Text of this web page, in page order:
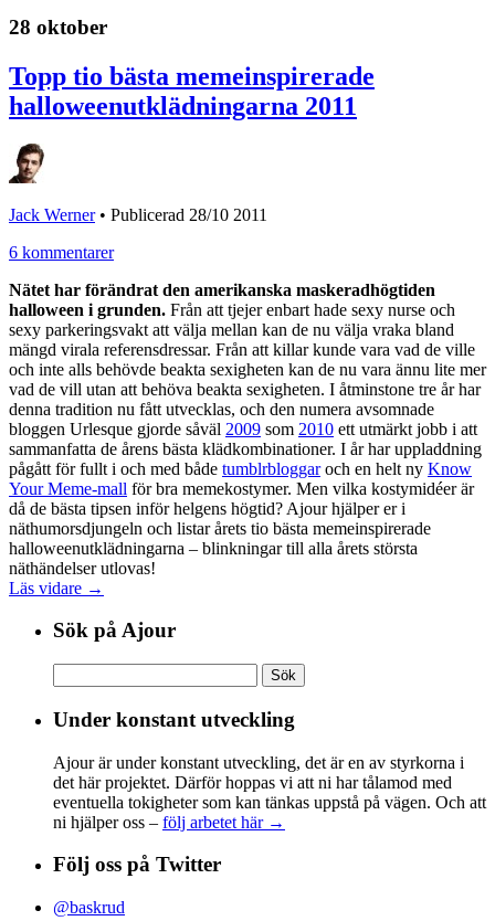
28 oktober
Topp tio bästa memeinspirerade
halloweenutklädningarna 2011
Jack Werner• Publicerad 28/10 2011
6 kommentarer
Nätet har förändrat den amerikanska maskeradhögtiden
halloween i grunden. Från att tjejer enbart hade sexy nurse och
sexy parkeringsvakt att välja mellan kan de nu välja vraka bland
mängd virala referensdressar. Från att killar kunde vara vad de ville
och inte alls behövde beakta sexigheten kan de nu vara ännu lite mer
vad de vill utan att behöva beakta sexigheten. I åtminstone tre år har
denna tradition nu fått utvecklas, och den numera avsomnade
bloggen Urlesque gjorde såväl 2009 som 2010 ett utmärkt jobb i att
sammanfatta de årens bästa klädkombinationer. I år har uppladdning
pågått för fullt i och med både tumblrbloggaroch en helt ny Know
Your Meme-mall för bra memekostymer. Men vilka kostymidéer är
då de bästa tipsen inför helgens högtid? Ajour hjälper er i
näthumorsdjungeln och listar årets tio bästa memeinspirerade
halloweenutklädningarna – blinkningar till alla årets största
näthändelser utlovas!
Läs vidare →
Sök på Ajour
efter:
Under konstant utveckling
Ajour är under konstant utveckling, det är en av styrkorna i
det här projektet. Därför hoppas vi att ni har tålamod med
eventuella tokigheter som kan tänkas uppstå på vägen. Och att
ni hjälper oss – följ arbetet här →
Följ oss på Twitter
@baskrud